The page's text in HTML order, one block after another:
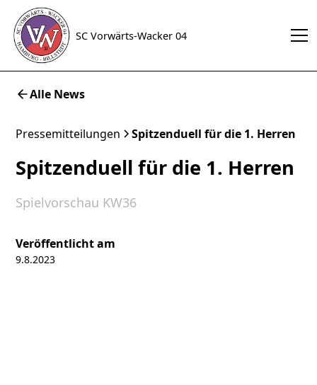
SC Vorwärts-Wacker 04
Alle News
Pressemitteilungen Spitzenduell für die 1. Herren
Spitzenduell für die 1. Herren
Spielvorschau KW36
Veröffentlicht am
9.8.2023